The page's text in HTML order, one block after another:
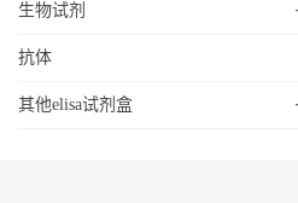
生物试剂
抗体
其他elisa试剂盒